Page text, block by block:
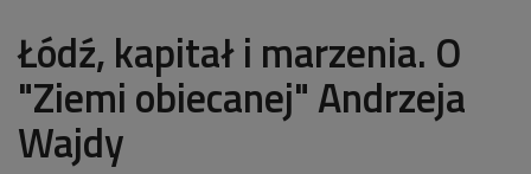
Łódź, kapitał i marzenia. O
"Ziemi obiecanej" Andrzeja
Wajdy